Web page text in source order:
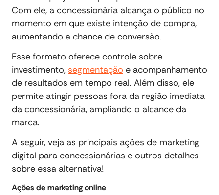
Com ele, a concessionária alcança o público no
momento em que existe intenção de compra,
aumentando a chance de conversão.
Esse formato oferece controle sobre
investimento, segmentação e acompanhamento
de resultados em tempo real. Além disso, ele
permite atingir pessoas fora da região imediata
da concessionária, ampliando o alcance da
marca.
A seguir, veja as principais ações de marketing
digital para concessionárias e outros detalhes
sobre essa alternativa!
Ações de marketing online